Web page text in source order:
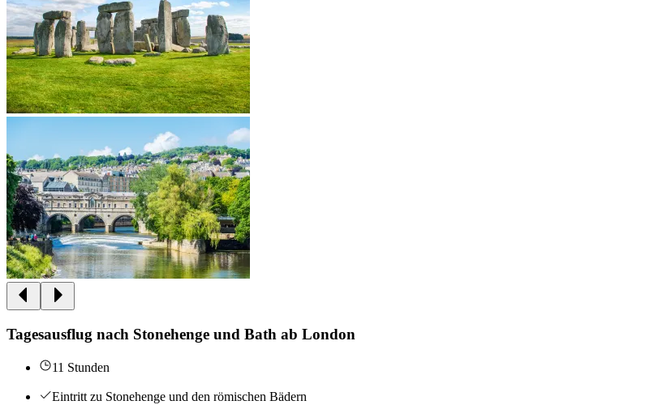
Tagesausflug nach Stonehenge und Bath ab London
11 Stunden
Eintritt zu Stonehenge und den römischen Bädern